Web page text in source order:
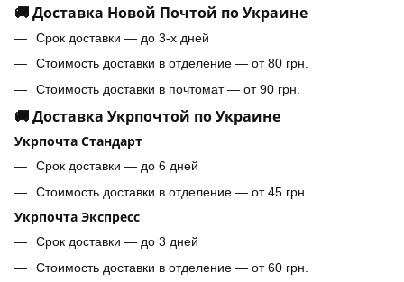
🚚 Доставка Новой Почтой по Украине
Срок доставки — до 3-х дней
Стоимость доставки в отделение — от 80 грн.
Стоимость доставки в почтомат — от 90 грн.
🚚 Доставка Укрпочтой по Украине
Укрпочта Стандарт
Срок доставки — до 6 дней
Стоимость доставки в отделение — от 45 грн.
Укрпочта Экспресс
Срок доставки — до 3 дней
Стоимость доставки в отделение — от 60 грн.